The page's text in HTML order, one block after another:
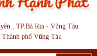
, TP.Bà Rịa - Vũng Tàu
phố Vũng Tàu